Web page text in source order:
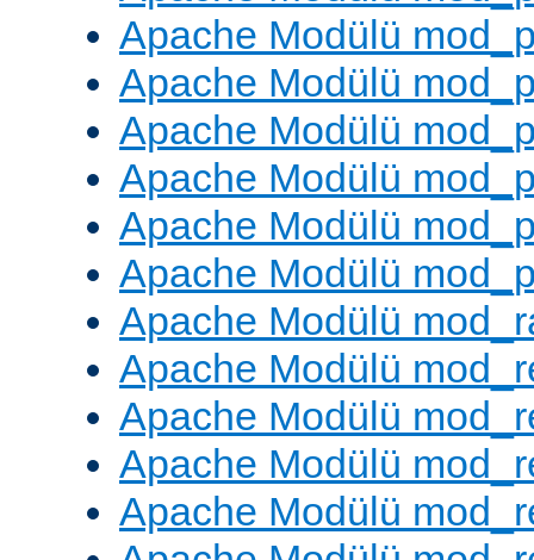
Apache Modülü
Apache Modülü
Apache Modülü
Apache Modülü
Apache Modülü
Apache Modülü
Apache Modülü
Apache Modülü
Apache Modülü
Apache Modülü
Apache Modülü